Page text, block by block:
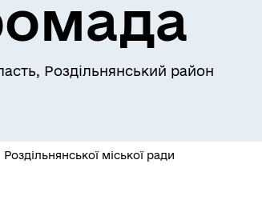
Роздільнянський район
міської ради